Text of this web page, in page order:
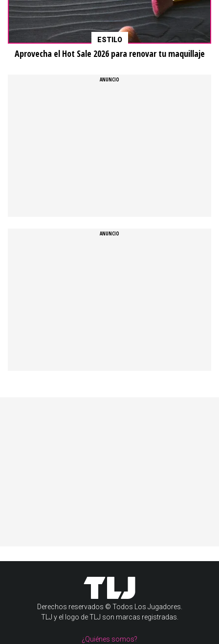
ESTILO
Aprovecha el Hot Sale 2026 para renovar tu maquillaje
Derechos reservados © Todos Los Jugadores.
TLJ y el logo de TLJ son marcas registradas.
¿Quiénes somos?